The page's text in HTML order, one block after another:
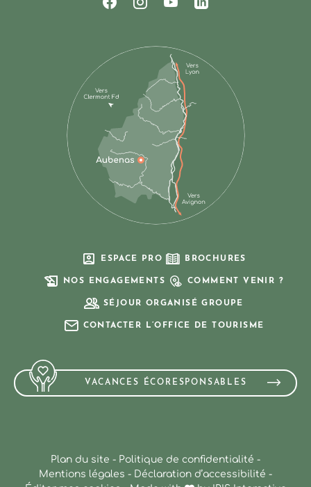
Suivez-nous sur Facebook
Suivez-nous sur Instagram
Suivez-nous sur
Suivez-nous sur
ESPACE PRO BROCHURES
NOS ENGAGEMENTS COMMENT VENIR ?
SÉJOUR ORGANISÉ GROUPE
CONTACTER L’OFFICE DE TOURISME
VACANCES ÉCORESPONSABLES
Plan du site - Politique de confidentialité -
Mentions légales - Déclaration d’accessibilité -